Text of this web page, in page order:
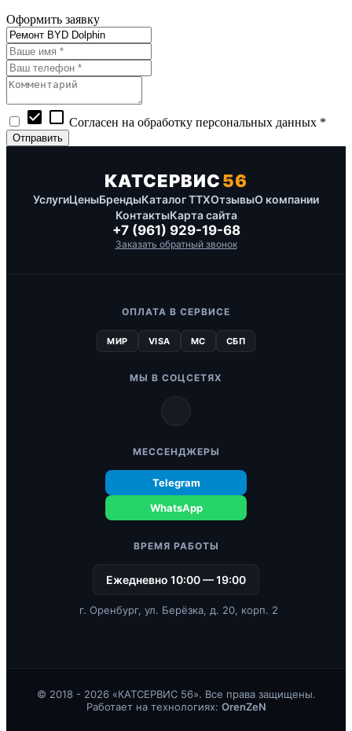
Оформить заявку
check_box check_box_outline_blank Согласен на обработку персональных данных *
КАТСЕРВИС56
УслугиЦеныБрендыКаталог ТТХОтзывыО компании
КонтактыКарта сайта
+7 (961) 929-19-68
Заказать обратный звонок
ОПЛАТА В СЕРВИСЕ
МИР VISA MC СБП
МЫ В СОЦСЕТЯХ
МЕССЕНДЖЕРЫ
Telegram
WhatsApp
ВРЕМЯ РАБОТЫ
Ежедневно 10:00 — 19:00
г. Оренбург, ул. Берёзка, д. 20, корп. 2
© 2018 - 2026 «КАТСЕРВИС 56». Все права защищены.
Работает на технологиях: OrenZeN